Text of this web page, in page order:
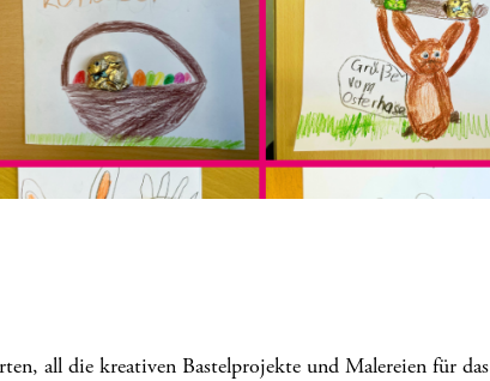
all die kreativen Bastelprojekte und Malereien für das